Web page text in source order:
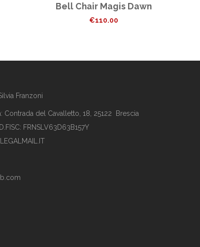
Bell Chair Magis Dawn
€110.00
Franzoni
Contrada del Cavalletto, 18, 25122 Brescia
FRNSLV63D63B157Y